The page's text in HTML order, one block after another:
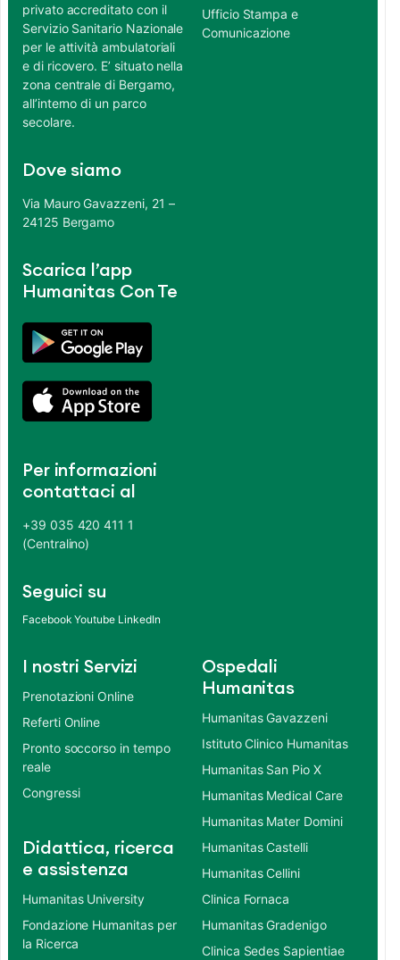
privato accreditato con il
Servizio Sanitario Nazionale
per le attività ambulatoriali
e di ricovero. E’ situato nella
zona centrale di Bergamo,
all’interno di un parco
secolare.
Dove siamo
Via Mauro Gavazzeni, 21 –
24125 Bergamo
Scarica l’app
Humanitas Con Te
Per informazioni
contattaci al
+39 035 420 411 1
(Centralino)
Seguici su
Facebook Youtube LinkedIn
Ufficio Stampa e
Comunicazione
I nostri Servizi
Prenotazioni Online
Referti Online
Pronto soccorso in tempo
reale
Congressi
Didattica, ricerca
e assistenza
Humanitas University
Fondazione Humanitas per
la Ricerca
Ospedali
Humanitas
Humanitas Gavazzeni
Istituto Clinico Humanitas
Humanitas San Pio X
Humanitas Medical Care
Humanitas Mater Domini
Humanitas Castelli
Humanitas Cellini
Clinica Fornaca
Humanitas Gradenigo
Clinica Sedes Sapientiae